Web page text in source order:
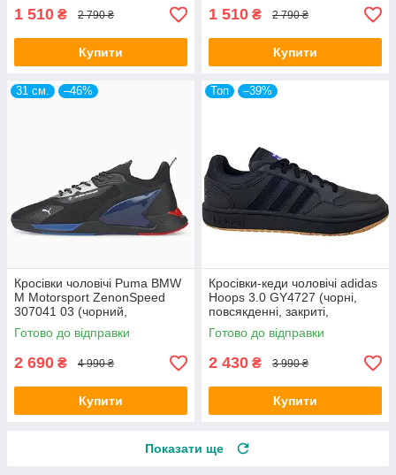
1 510 ₴ 2 790 ₴
Купити
1 510 ₴ 2 790 ₴
Купити
31 см. –46%
Кросівки чоловічі Puma BMW
M Motorsport ZenonSpeed
307041 03 (чорний,
щоденний, текстильний,
бренд пума)
Готово до відправки
2 690 ₴ 4 990 ₴
Купити
Топ –39%
Кросівки-кеди чоловічі adidas
Hoops 3.0 GY4727 (чорні,
повсякденні, закриті,
круглорічні, бренд адідас)
Готово до відправки
2 430 ₴ 3 990 ₴
Купити
Показати ще